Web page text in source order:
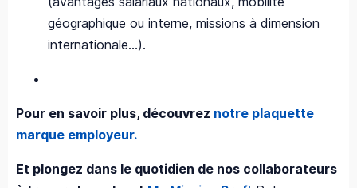
géographique ou interne, missions à dimension
internationale…).
Pour en savoir plus, découvrez notre plaquette
marque employeur.
Et plongez dans le quotidien de nos collaborateurs